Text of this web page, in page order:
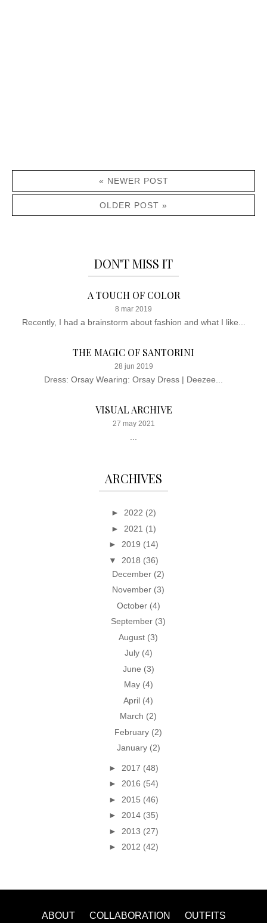
« NEWER POST
OLDER POST »
DON'T MISS IT
A TOUCH OF COLOR
8 mar 2019
Recently, I had a brainstorm about fashion and what I like...
THE MAGIC OF SANTORINI
28 jun 2019
Dress: Orsay Wearing: Orsay Dress | Deezee...
VISUAL ARCHIVE
27 may 2021
...
ARCHIVES
► 2022 (2)
► 2021 (1)
► 2019 (14)
▼ 2018 (36)
December (2)
November (3)
October (4)
September (3)
August (3)
July (4)
June (3)
May (4)
April (4)
March (2)
February (2)
January (2)
► 2017 (48)
► 2016 (54)
► 2015 (46)
► 2014 (35)
► 2013 (27)
► 2012 (42)
ABOUT COLLABORATION OUTFITS